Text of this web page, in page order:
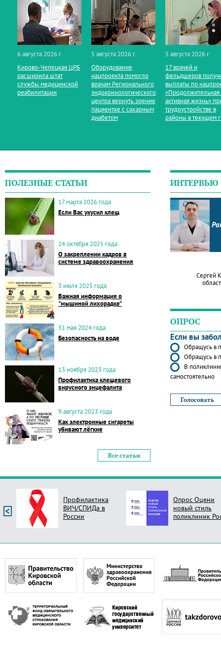
6 августа 2026 г.
Кирово‑Чепецкая ЦРБ
расширила штат
службы медицинской
реабилитации
5 августа 2026 г.
Оборудование
нацпроекта помогло
врачам Регионального
эндокринологического
центра вернуть зрение
пациентке с сахарным
диабетом
5 августа 2026 г.
17 врачей и
фельдшеров
выплаты по
«Продолжительная
активная жизнь»
трудоустройстве в
районы в текущем
ПОЛЕЗНЫЕ СТАТЬИ
17 марта 2026 года
Если Вас укусил клещ
24 октября 2025 года
О закреплении кадров в
системе здравоохранения
3 июля 2025 года
Важная информация о
"мышиной лихорадке"
31 мая 2024 года
Безопасность на воде
13 ноября 2023 года
Профилактика клещевого
вирусного энцефалита
9 августа 2023 года
Как электронные сигареты
убивают лёгкие
Все статьи
ИНТЕРВЬЮ
Сергей
ОПРОС
Если вы
Обращусь в
Обращусь в
В
самостоятельно
Профилактика
ВИЧ/СПИДа в
России
Опрос Оцени
новый стиль
поликлиник